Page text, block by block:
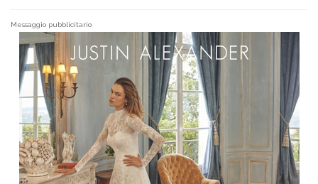
Messaggio pubblicitario